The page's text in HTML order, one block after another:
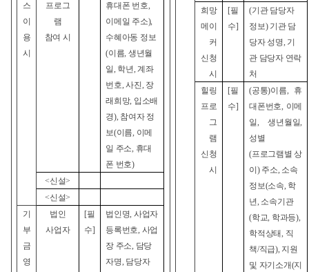
스
이
용
시
프로그
램
참여 시
휴대폰 번호,
이메일 주소),
수혜아동 정보
(이름, 생년월
일, 학년, 계좌
번호, 사진, 장
래희망, 입소배
경), 참여자 정
보(이름, 이메
일 주소, 휴대
폰 번호)
<신설>
<신설>
기
부
금
영
법인
사업자
[필
수]
법인명, 사업자
등록번호, 사업
장 주소, 담당
자명, 담당자
희망
메이
커
신청
시
[필
수]
(기관 담당자
정보) 기관 담
당자 성명, 기
관 담당자 연락
처
힐링
프로
그
램
신청
시
[필
수]
(공통)이름, 휴
대폰번호, 이메
일, 생년월일,
성별
(프로그램별 상
이) 주소, 소속
정보(소속, 학
년, 소속기관
(학교, 학과등),
학적상태, 직
책/직급), 지원
및 자기소개(지